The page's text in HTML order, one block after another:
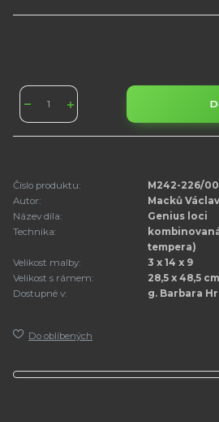
Číslo produktu:
M242-226/
Autor:
Macků
Název díla:
Genius loci
Technika:
tempera)
Velikost malby:
3 x 14 x 9
Velikost s rámem:
28,5 x 48,5 cm
Dostupné v:
g. Barbara
Do oblíbených